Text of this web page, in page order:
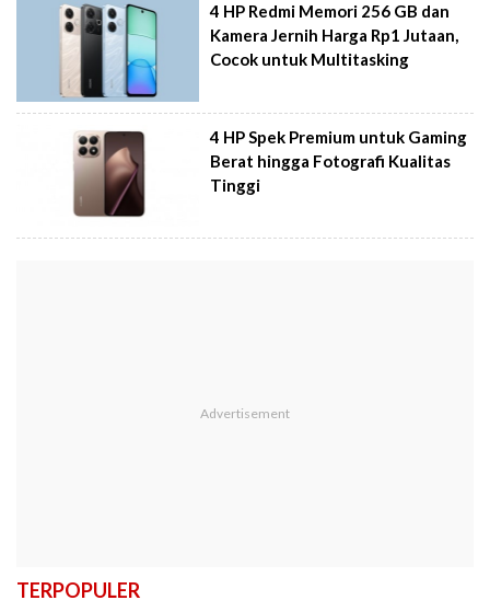
4 HP Redmi Memori 256 GB dan
Kamera Jernih Harga Rp1 Jutaan,
Cocok untuk Multitasking
4 HP Spek Premium untuk Gaming
Berat hingga Fotografi Kualitas
Tinggi
TERPOPULER